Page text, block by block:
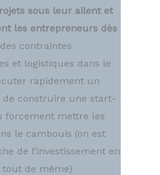
sous leur ailent et
les entrepreneurs dès
des contraintes
et logistiques dans le
rapidement un
de construire une start-
forcement mettre les
le cambouis (on est
de l’investissement en
tout de même)